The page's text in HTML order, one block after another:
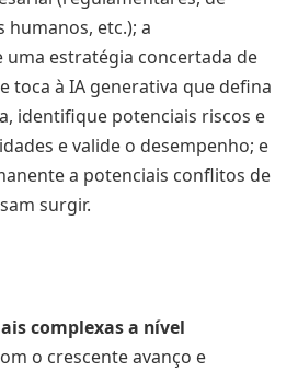
humanos, etc.); a
uma estratégia concertada de
toca à IA generativa que defina
identifique potenciais riscos e
e valide o desempenho; e
a potenciais conflitos de
surgir.
complexas a nível
o crescente avanço e